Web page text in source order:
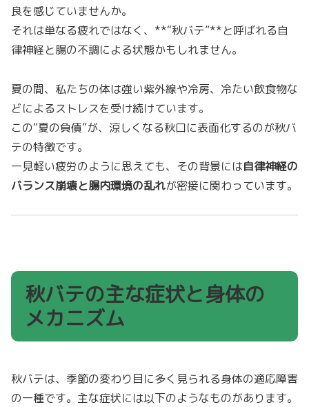
良を感じていませんか。
それは単なる疲れではなく、**“秋バテ”**と呼ばれる自
律神経と腸の不調による状態かもしれません。
夏の間、私たちの体は強い紫外線や冷房、冷たい飲食物な
どによるストレスを受け続けています。
この“夏の負債”が、涼しくなる秋口に表面化するのが秋バ
テの特徴です。
一見軽い疲労のように思えても、その背景には自律神経の
バランス崩壊と腸内環境の乱れが密接に関わっています。
秋バテの主な症状と身体の
メカニズム
秋バテは、季節の変わり目に多く見られる身体の適応障害
の一種です。主な症状には以下のようなものがあります。